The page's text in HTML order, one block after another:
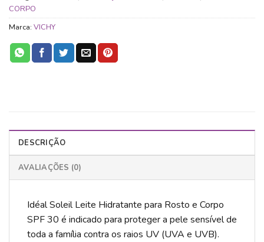
CORPO
Marca: VICHY
DESCRIÇÃO
AVALIAÇÕES (0)
Idéal Soleil Leite Hidratante para Rosto e Corpo
SPF 30 é indicado para proteger a pele sensível de
toda a família contra os raios UV (UVA e UVB).